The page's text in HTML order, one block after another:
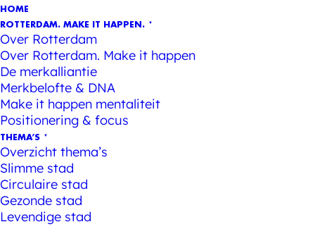
HOME
ROTTERDAM. MAKE IT HAPPEN.
Over Rotterdam
Over Rotterdam. Make it happen
De merkalliantie
Merkbelofte & DNA
Make it happen mentaliteit
Positionering & focus
THEMA’S
Overzicht thema’s
Slimme stad
Circulaire stad
Gezonde stad
Levendige stad